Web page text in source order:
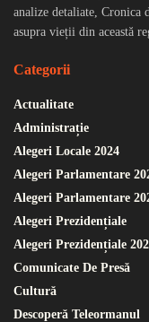
analize detaliate, Cronica
asupra vieții din această
Categorii
Actualitate
Administrație
Alegeri Locale 2024
Alegeri Parlamentare
Alegeri Parlamentare
Alegeri Prezidențiale
Alegeri Prezidențiale
Comunicate De Presă
Cultură
Descoperă Teleormanul